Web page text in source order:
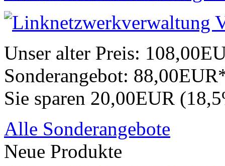
Unser alter Preis:
Sonderangebot:
Sie sparen 20,00EUR
Alle Sonderangebote
Neue Produkte